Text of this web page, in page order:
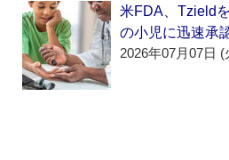
米FDA、Tzield
の小児に迅速承
2026年07月07日 (